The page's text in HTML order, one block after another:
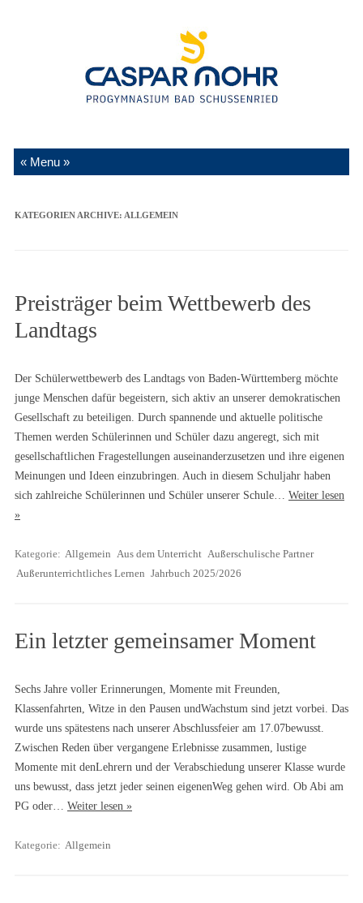
Zum Inhalt springen
KATEGORIEN ARCHIVE: ALLGEMEIN
Preisträger beim Wettbewerb des
Landtags
Der Schülerwettbewerb des Landtags von Baden-Württemberg möchte
junge Menschen dafür begeistern, sich aktiv an unserer demokratischen
Gesellschaft zu beteiligen. Durch spannende und aktuelle politische
Themen werden Schülerinnen und Schüler dazu angeregt, sich mit
gesellschaftlichen Fragestellungen auseinanderzusetzen und ihre eigenen
Meinungen und Ideen einzubringen. Auch in diesem Schuljahr haben
sich zahlreiche Schülerinnen und Schüler unserer Schule… Weiter lesen
»
Kategorie: Allgemein Aus dem Unterricht Außerschulische Partner
Außerunterrichtliches Lernen Jahrbuch 2025/2026
Ein letzter gemeinsamer Moment
Sechs Jahre voller Erinnerungen, Momente mit Freunden,
Klassenfahrten, Witze in den Pausen undWachstum sind jetzt vorbei. Das
wurde uns spätestens nach unserer Abschlussfeier am 17.07bewusst.
Zwischen Reden über vergangene Erlebnisse zusammen, lustige
Momente mit denLehrern und der Verabschiedung unserer Klasse wurde
uns bewusst, dass jetzt jeder seinen eigenenWeg gehen wird. Ob Abi am
PG oder… Weiter lesen »
Kategorie: Allgemein